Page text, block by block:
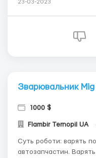
деталей. Робота на
місяця - 18
23-03-2023
Зварювальник
1000 $
Flambir Ternopil UA
Суть роботи: варять
автозапчастин.